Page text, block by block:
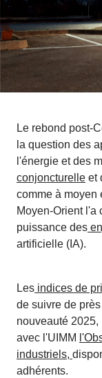
Le rebond post-
la question des
l'énergie et des
conjoncturelle et
comme à moyen
Moyen-Orient l'a
puissance des
artificielle (IA).
Les indices de
de suivre de
nouveauté
avec l'UIMM
industriels,
adhérents.